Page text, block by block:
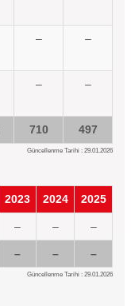
– –
– –
710 497
Güncellenme Tarihi : 29.01.2026
2023 2024 2025
– – –
– – –
Güncellenme Tarihi : 29.01.2026